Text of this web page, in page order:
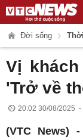
Đời sống
Vị
'Trở về
20:02 30/08/2025
(VTC News) -